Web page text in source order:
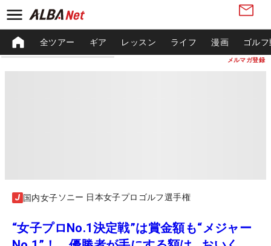
メルマガ登録
全ツアー ギア レッスン ライフ 漫画 ゴル
国内女子ソニー 日本女子プロゴルフ選手権
“女子プロNo.1決定戦”は賞金額も“メジャー